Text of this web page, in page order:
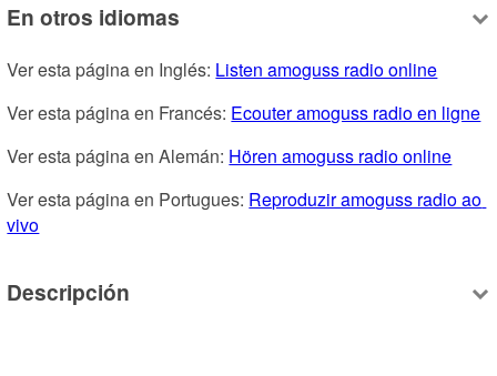
En otros idiomas
Ver esta página en Inglés: Listen amoguss radio online
Ver esta página en Francés: Ecouter amoguss radio en ligne
Ver esta página en Alemán: Hören amoguss radio online
Ver esta página en Portugues: Reproduzir amoguss radio ao
vivo
Descripción